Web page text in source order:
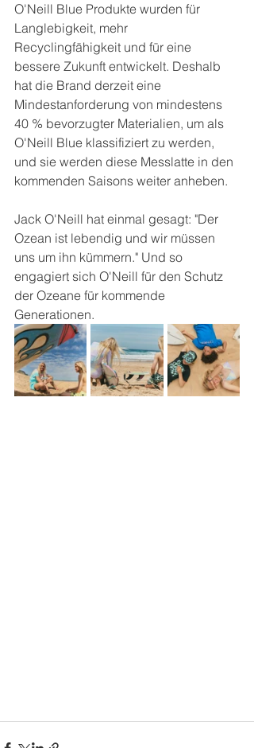
O'Neill Blue Produkte wurden für
Langlebigkeit, mehr
Recyclingfähigkeit und für eine
bessere Zukunft entwickelt. Deshalb
hat die Brand derzeit eine
Mindestanforderung von mindestens
40 % bevorzugter Materialien, um als
O'Neill Blue klassifiziert zu werden,
und sie werden diese Messlatte in den
kommenden Saisons weiter anheben.
Jack O'Neill hat einmal gesagt: "Der
Ozean ist lebendig und wir müssen
uns um ihn kümmern." Und so
engagiert sich O'Neill für den Schutz
der Ozeane für kommende
Generationen.